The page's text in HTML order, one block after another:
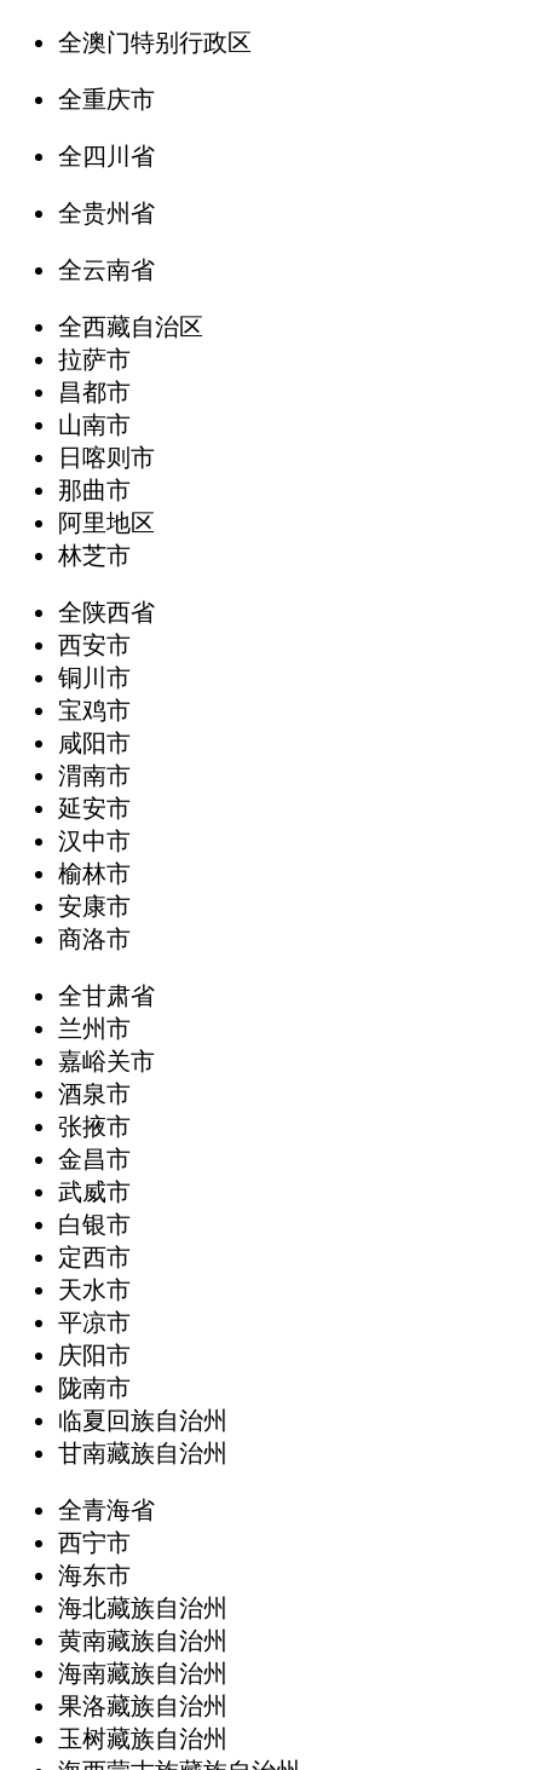
全澳门特别行政区
全重庆市
全四川省
全贵州省
全云南省
全西藏自治区
拉萨市
昌都市
山南市
日喀则市
那曲市
阿里地区
林芝市
全陕西省
西安市
铜川市
宝鸡市
咸阳市
渭南市
延安市
汉中市
榆林市
安康市
商洛市
全甘肃省
兰州市
嘉峪关市
酒泉市
张掖市
金昌市
武威市
白银市
定西市
天水市
平凉市
庆阳市
陇南市
临夏回族自治州
甘南藏族自治州
全青海省
西宁市
海东市
海北藏族自治州
黄南藏族自治州
海南藏族自治州
果洛藏族自治州
玉树藏族自治州